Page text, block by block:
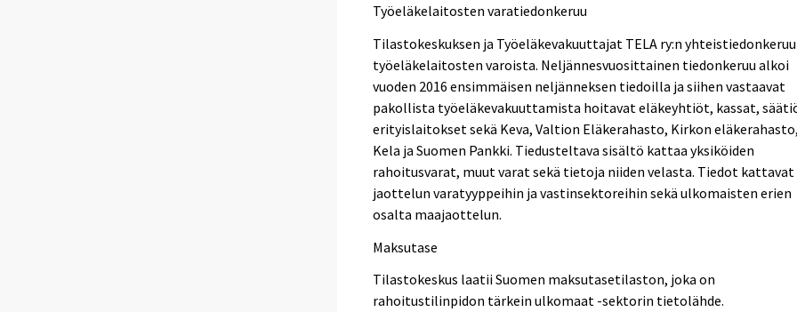
Työeläkelaitosten varatiedonkeruu
Tilastokeskuksen ja Työeläkevakuuttajat TELA ry:n yhteistiedonkeruu
työeläkelaitosten varoista. Neljännesvuosittainen tiedonkeruu alkoi
vuoden 2016 ensimmäisen neljänneksen tiedoilla ja siihen vastaavat
pakollista työeläkevakuuttamista hoitavat eläkeyhtiöt, kassat,
erityislaitokset sekä Keva, Valtion Eläkerahasto, Kirkon eläkerahasto,
Kela ja Suomen Pankki. Tiedusteltava sisältö kattaa yksiköiden
rahoitusvarat, muut varat sekä tietoja niiden velasta. Tiedot kattavat
jaottelun varatyyppeihin ja vastinsektoreihin sekä ulkomaisten erien
osalta maajaottelun.
Maksutase
Tilastokeskus laatii Suomen maksutasetilaston, joka on
rahoitustilinpidon tärkein ulkomaat -sektorin tietolähde.